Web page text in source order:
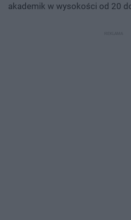
akademik w wysokości od 20